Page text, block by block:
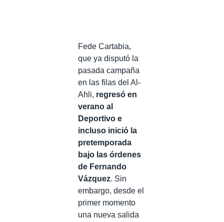
Fede Cartabia,
que ya disputó la
pasada campaña
en las filas del Al-
Ahli, regresó en
verano al
Deportivo e
incluso inició la
pretemporada
bajo las órdenes
de Fernando
Vázquez. Sin
embargo, desde el
primer momento
una nueva salida